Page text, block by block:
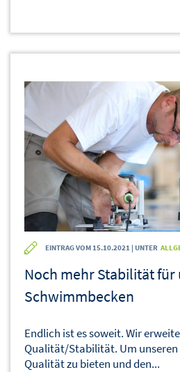
EINTRAG VOM 15.10.2021 | UNTER
Noch mehr Stabilität für
Schwimmbecken
Endlich ist es soweit. Wir
Qualität/Stabilität. Um unseren
Qualität zu bieten und den...